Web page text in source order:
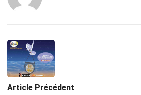
Article Précédent